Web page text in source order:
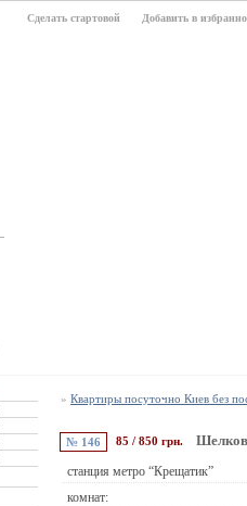
Сделать стартовой Добавить в
» Квартиры посуточно Киев без
№ 146 85 / 850 грн.
станция метро “Крещатик”
комнат: